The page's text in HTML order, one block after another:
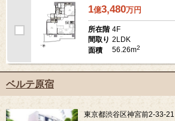
1億3,480万円
所在階 4F
間取り 2LDK
面積
56.26m2
ベルテ原宿
東京都渋谷区神宮前2-33-21